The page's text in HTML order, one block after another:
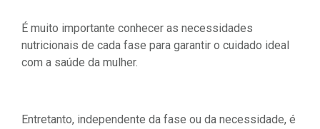
É muito importante conhecer as necessidades
nutricionais de cada fase para garantir o cuidado ideal
com a saúde da mulher.
Entretanto, independente da fase ou da necessidade, é